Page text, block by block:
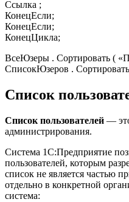
Ссылка ;
КонецЕсли;
КонецЕсли;
КонецЦикла;
ВсеЮзеры . Сортировать (
СписокЮзеров .
Список
Список пользователей —
администрирования.
Система 1С:Предприятие
пользователей, которым
список не является частью
отдельно в конкретной
система: